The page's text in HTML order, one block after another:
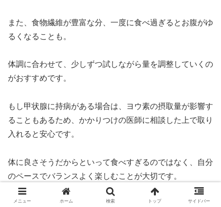
また、食物繊維が豊富な分、一度に食べ過ぎるとお腹がゆ
るくなることも。
体調に合わせて、少しずつ試しながら量を調整していくの
がおすすめです。
もし甲状腺に持病がある場合は、ヨウ素の摂取量が影響す
ることもあるため、かかりつけの医師に相談した上で取り
入れると安心です。
体に良さそうだからといって食べすぎるのではなく、自分
のペースでバランスよく楽しむことが大切です。
メニュー ホーム 検索 トップ サイドバー